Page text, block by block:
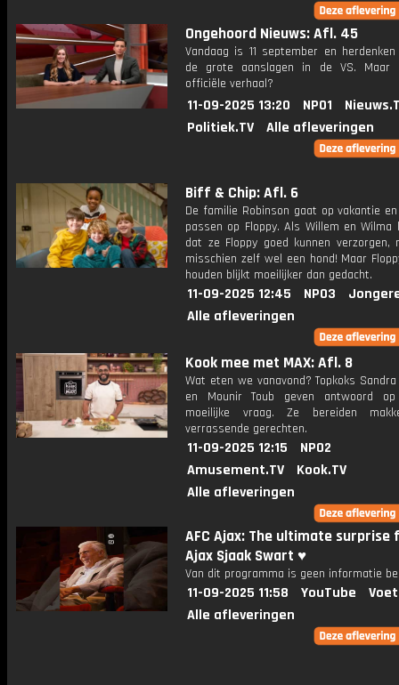
Ongehoord Nieuws: Afl. 45
Vandaag is 11 september en
de grote aanslagen in de VS. Maar
officiële verhaal?
11-09-2025 13:20 NPO1
Politiek.TV
Alle afleveringen
Biff & Chip: Afl. 6
De familie Robinson gaat op vakantie
passen op Floppy. Als Willem en Wilma
dat ze Floppy goed kunnen verzorgen,
misschien zelf wel een hond! Maar
houden blijkt moeilijker dan gedacht.
11-09-2025 12:45 NPO3
Alle afleveringen
Kook mee met MAX: Afl. 8
Wat eten we vanavond? Topkoks
en Mounir Toub geven antwoord
moeilijke vraag. Ze bereiden
verrassende gerechten.
11-09-2025 12:15
NPO2
Amusement.TV
Kook.TV
Alle afleveringen
AFC Ajax: The ultimate surprise
Ajax Sjaak Swart ♥️
Van dit programma is geen informatie
11-09-2025 11:58 YouTube
Alle afleveringen